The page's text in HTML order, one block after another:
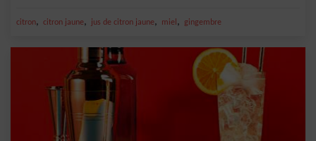
citron, citron jaune, jus de citron jaune, miel , gingembre